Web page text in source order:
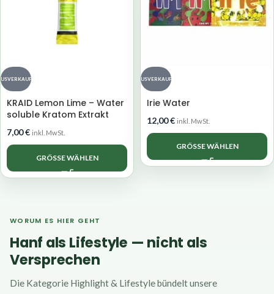
KRAID Lemon Lime – Water
soluble Kratom Extrakt
7,00€ inkl. MwSt.
GRÖSSE WÄHLEN
AUSVERKAUFT
Irie Water
12,00€ inkl. MwSt.
GRÖSSE WÄHLEN
WORUM ES HIER GEHT
Hanf als Lifestyle — nicht als
Versprechen
Die Kategorie Highlight & Lifestyle bündelt unsere